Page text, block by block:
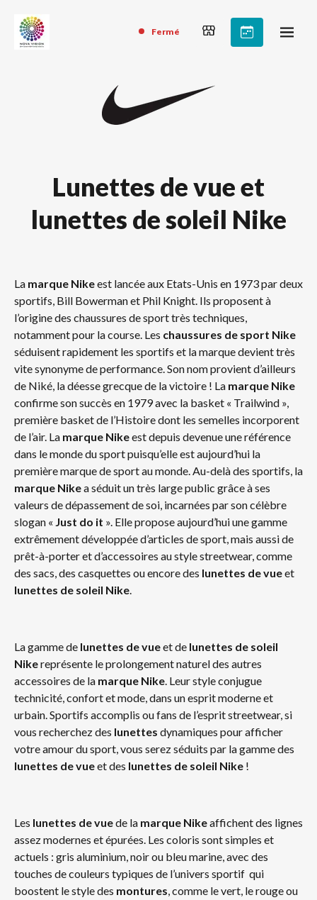
Fermé
Lunettes de vue et
lunettes de soleil Nike
La marque Nikeest lancée aux Etats-Unis en 1973 par deux
sportifs, Bill Bowerman et Phil Knight. Ils proposent à
l’origine des chaussures de sport très techniques,
notamment pour la course. Les chaussures de sport Nike
séduisent rapidement les sportifs et la marque devient très
vite synonyme de performance. Son nom provient d’ailleurs
de Niké, la déesse grecque de la victoire ! La marque Nike
confirme son succès en 1979 avec la basket « Trailwind »,
première basket de l’Histoire dont les semelles incorporent
de l’air. La marque Nikeest depuis devenue une référence
dans le monde du sport puisqu’elle est aujourd’hui la
première marque de sport au monde. Au-delà des sportifs, la
marque Nikea séduit un très large public grâce à ses
valeurs de dépassement de soi, incarnées par son célèbre
slogan « Just do it ». Elle propose aujourd’hui une gamme
extrêmement développée d’articles de sport, mais aussi de
prêt-à-porter et d’accessoires au style streetwear, comme
des sacs, des casquettes ou encore des lunettes de vueet
lunettes de soleil Nike.
La gamme de lunettes de vueet de lunettes de soleil
Nikereprésente le prolongement naturel des autres
accessoires de la marque Nike. Leur style conjugue
technicité, confort et mode, dans un esprit moderne et
urbain. Sportifs accomplis ou fans de l’esprit streetwear, si
vous recherchez des lunettes dynamiques pour afficher
votre amour du sport, vous serez séduits par la gamme des
lunettes de vueet des lunettes de soleil Nike !
Les lunettes de vuede la marque Nikeaffichent des lignes
assez modernes et épurées. Les coloris sont simples et
actuels : gris aluminium, noir ou bleu marine, avec des
touches de couleurs typiques de l’univers sportif qui
boostent le style des montures, comme le vert, le rouge ou